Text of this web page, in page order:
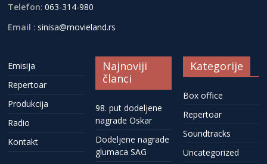
Telefon: 063-314-980
Email : sinisa@movieland.rs
Emisija
Repertoar
Produkcija
Radio
Kontakt
Najnoviji
članci
98. put dodeljene
nagrade Oskar
Dodeljene nagrade
glumaca SAG
Kategorije
Box office
Repertoar
Soundtracks
Uncategorized